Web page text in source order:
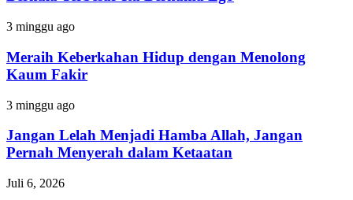
Ego
Meraih
Hidup
dengan
Menolong
Fakir
3 minggu ago
Meraih Keberkahan Hidup dengan Menolong
Kaum Fakir
Jangan
Menjadi
Hamba
Allah,
Pernah
3 minggu ago
Jangan Lelah Menjadi Hamba Allah, Jangan
Pernah Menyerah dalam Ketaatan
Menjaga
Juli 6, 2026